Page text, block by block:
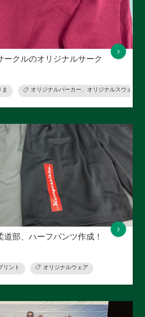
ークルのオリジナルサーク
ま オリジナルパーカー、オリジナルスウェット
部、ハーフパンツ作成！
リント オリジナルウェア